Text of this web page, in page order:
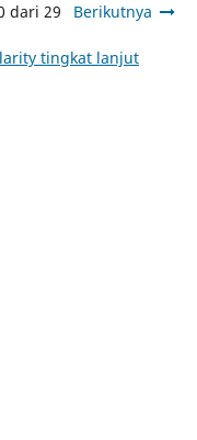
dari 29 Berikutnya
tingkat lanjut